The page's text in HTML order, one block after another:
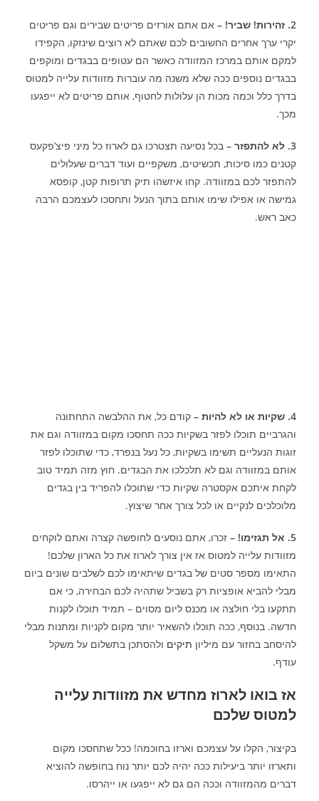
2. זהירות! שביר! –
אם אתם אורזים פריטים שבירים וגם פריטים
יקרי ערך אחרים החשובים לכם שאתם לא רוצים שינזקו, הקפידו
למקם אותם במרכז המזוודה כאשר הם עטופים בבגדים ומוקפים
בבגדים נוספים ככה שלא משנה מה עוברות מזוודות עלייה למטוס
בדרך כלל וכמה מכות הן עלולות לחטוף, אותם פריטים לא ייפגעו
מכך.
3. לא להתפזר –
בכל נסיעה תצטרכו גם לארוז כל מיני פיצ’פקעס
קטנים כמו סיכות, תכשיטים, משקפיים ועוד דברים שעלולים
להתפזר לכם במזוודה. קחו איזשהו תיק תרופות קטן, קופסא
גמישה או אפילו שימו אותם בתוך הנעל ותחסכו לעצמכם הרבה
כאב ראש.
4. שקיות או לא להיות –
קודם כל, את ההלבשה התחתונה
והגרביים תוכלו לפזר בשקיות ככה תחסכו מקום במזוודה וגם את
זוגות הנעליים תשימו בשקיות, כל נעל בנפרד, כדי שתוכלו לפזר
אותם במזוודה וגם לא תלכלכו את הבגדים. חוץ מזה תמיד טוב
לקחת איתכם אקסטרה שקיות כדי שתוכלו להפריד בין בגדים
מלוכלכים לנקיים או לכל צורך אחר שיצוץ.
5. אל תגזימו! –
זכרו, אתם נוסעים לחופשה קצרה ואתם לוקחים
מזוודות עלייה למטוס אז אין צורך לארוז את כל הארון שלכם!
התאימו מספר סטים של בגדים שיתאימו לכם לשלבים שונים ביום
מבלי להביא אופציות רק בשביל שתהיה לכם הבחירה, כי אם
תתקעו בלי חולצה או מכנס ליום מסוים – תמיד תוכלו לקנות
חדשה. בנוסף, ככה תוכלו להשאיר יותר מקום לקניות ומתנות מבלי
להיסחב בחזור עם מיליון תיקים ולהסתכן בתשלום על משקל
עודף.
אז בואו לארוז מחדש את מזוודות עלייה
למטוס שלכם
בקיצור, הקלו על עצמכם וארזו בחוכמה! ככל שתחסכו מקום
ותארזו יותר ביעילות ככה יהיה לכם יותר נוח בחופשה להוציא
דברים מהמזוודה וככה הם גם לא ייפגעו או ייהרסו.